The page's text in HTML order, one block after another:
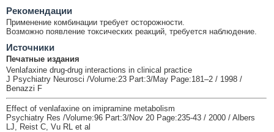
Рекомендации
Применение комбинации требует осторожности.
Возможно появление токсических реакций, требуется наблюдение.
Источники
Печатные издания
Venlafaxine drug-drug interactions in clinical practice
J Psychiatry Neurosci /Volume:23 Part:3/May Page:181–2 / 1998 /
Benazzi F
Effect of venlafaxine on imipramine metabolism
Psychiatry Res /Volume:96 Part:3/Nov 20 Page:235-43 / 2000 / Albers
LJ, Reist C, Vu RL et al